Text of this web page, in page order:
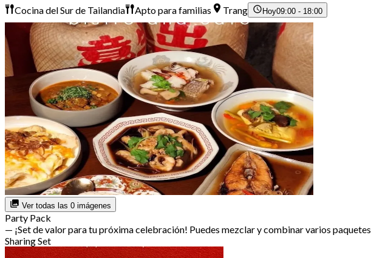
Cocina del Sur de Tailandia Apto para familias Trang Hoy09:00 - 18:00
Ver todas las 0 imágenes
Party Pack
— ¡Set de valor para tu próxima celebración! Puedes mezclar y combinar varios paquetes
Sharing Set